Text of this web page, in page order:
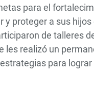
para el
y proteger a sus hijos
de talleres
les realizó un
para lograr